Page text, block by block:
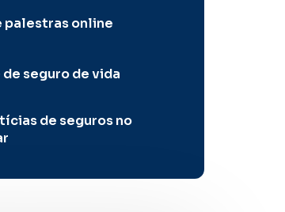
palestras online
seguro de vida
de seguros no